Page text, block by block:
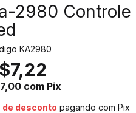
2980 Controle
KA2980
com Pix
de desconto pagando com Pix